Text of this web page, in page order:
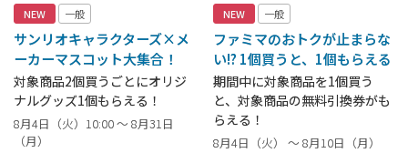
NEW 一般
サンリオキャラクターズ×メ
ーカーマスコット大集合！
対象商品2個買うごとにオリジ
ナルグッズ1個もらえる！
8月4日（火）10:00 ～ 8月31日
（月）
NEW 一般
ファミマのおトクが止まらな
い!? 1個買うと、1個もらえる
期間中に対象商品を1個買う
と、対象商品の無料引換券がも
らえる！
8月4日（火） ～ 8月10日（月）